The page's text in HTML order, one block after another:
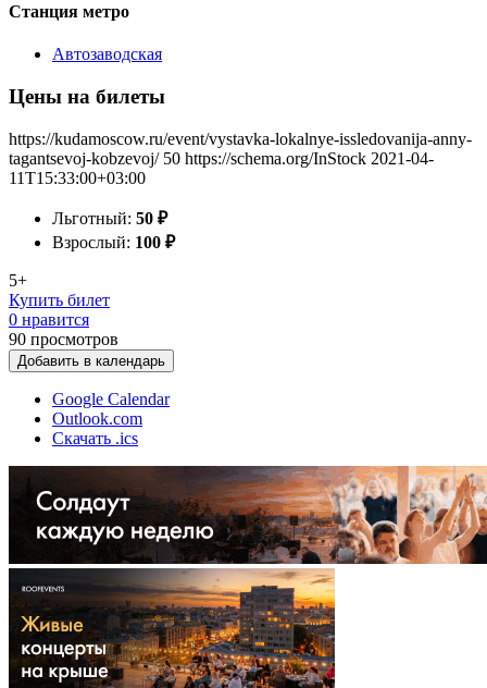
Станция метро
Автозаводская
Цены на билеты
https://kudamoscow.ru/event/vystavka-lokalnye-issledovanija-anny-
tagantsevoj-kobzevoj/ 50 https://schema.org/InStock 2021-04-
11T15:33:00+03:00
Льготный: 50 ₽
Взрослый: 100 ₽
5+
Купить билет
0 нравится
90 просмотров
Добавить в календарь
Google Calendar
Outlook.com
Скачать .ics